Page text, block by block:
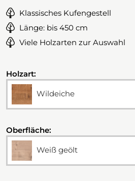
Klassisches Kufengestell
Länge: bis 450 cm
Viele Holzarten zur Auswahl
Holzart:
Wildeiche
Oberfläche:
Weiß geölt